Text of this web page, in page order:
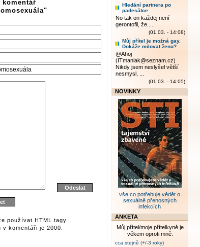
komentář
používat HTML tagy.
komentáři je 2000.
Hledání partnera po
padesátce
No tak on každej není
gerontofil, že.....
(01.03. - 14:08)
Můj přítel je možná gay.
Dokáže milovat ženu?
@Ahoj
(ITmaniak@seznam.cz)
Nikdy jsem neslyšel větší
nesmysl, ...
(01.03. - 14:05)
NOVINKY
vše co potřebuje vědět o
sexuálně přenosných
infekcích
ANKETA
Můj přítel/moje přítelkyně je
věkem oproti mně:
cca stejně (+/-3 roky)